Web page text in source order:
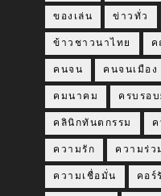
ของเล่น ข่าวทั่ว
ข้าวชาวนาไทย
คนจน คนจนเมือง
คมนาคม ครบรอบ
คลินิกทันตกรรม
ความรัก ความร่ว
ความเชื่อมั่น คอร์